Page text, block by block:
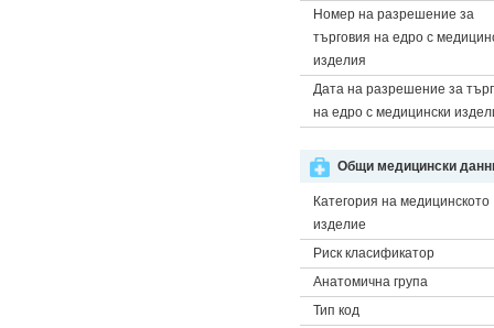
Номер на разрешение за
търговия на едро с
изделия
Дата на разрешение за
на едро с медицински
Общи медицински
Категория на медицинското
изделие
Риск класификатор
Анатомична група
Тип код